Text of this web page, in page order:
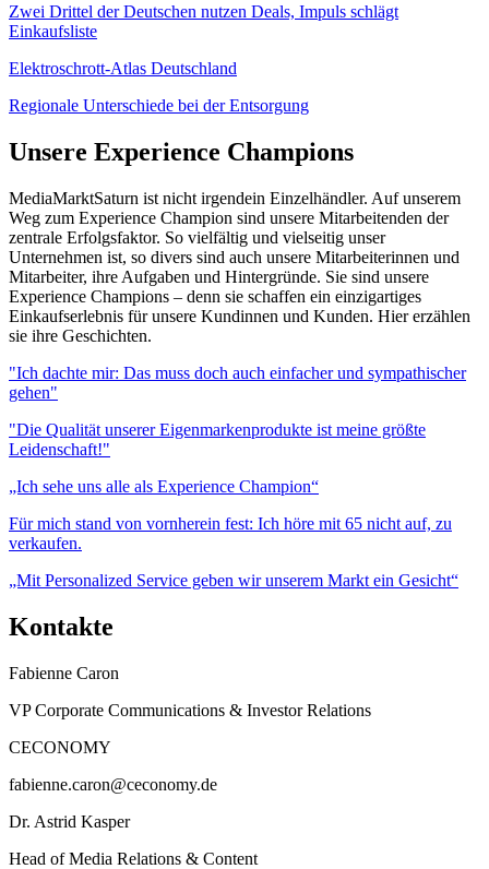
Zwei Drittel der Deutschen nutzen Deals, Impuls schlägt
Einkaufsliste
Elektroschrott-Atlas Deutschland
Regionale Unterschiede bei der Entsorgung
Unsere Experience Champions
MediaMarktSaturn ist nicht irgendein Einzelhändler. Auf unserem
Weg zum Experience Champion sind unsere Mitarbeitenden der
zentrale Erfolgsfaktor. So vielfältig und vielseitig unser
Unternehmen ist, so divers sind auch unsere Mitarbeiterinnen und
Mitarbeiter, ihre Aufgaben und Hintergründe. Sie sind unsere
Experience Champions – denn sie schaffen ein einzigartiges
Einkaufserlebnis für unsere Kundinnen und Kunden. Hier erzählen
sie ihre Geschichten.
"Ich dachte mir: Das muss doch auch einfacher und sympathischer
gehen"
"Die Qualität unserer Eigenmarkenprodukte ist meine größte
Leidenschaft!"
„Ich sehe uns alle als Experience Champion“
Für mich stand von vornherein fest: Ich höre mit 65 nicht auf, zu
verkaufen.
„Mit Personalized Service geben wir unserem Markt ein Gesicht“
Kontakte
Fabienne Caron
VP Corporate Communications & Investor Relations
CECONOMY
fabienne.caron@ceconomy.de
Dr. Astrid Kasper
Head of Media Relations & Content